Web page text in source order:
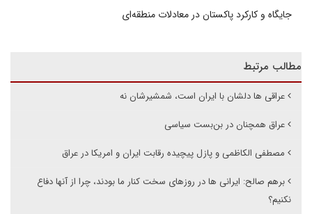
جایگاه و کارکرد پاکستان در معادلات منطقه‌ای
مطالب مرتبط
عراقی ها دلشان با ایران است، شمشیرشان نه
عراق همچنان در بن‌بست سیاسی
مصطفی الکاظمی و پازل پیچیده رقابت ایران و امریکا در عراق
برهم صالح: ایرانی ها در روزهای سخت کنار ما بودند، چرا از آنها دفاع
نکنیم؟